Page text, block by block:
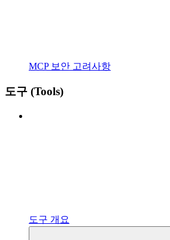
MCP 보안 고려사항
도구 (Tools)
도구 개요